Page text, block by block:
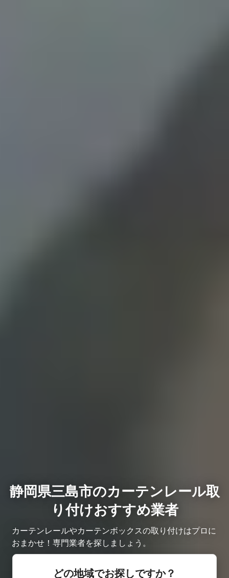
静岡県三島市のカーテンレール取
り付けおすすめ業者
カーテンレールやカーテンボックスの取り付けはプロに
おまかせ！専門業者を探しましょう。
どの地域でお探しですか？